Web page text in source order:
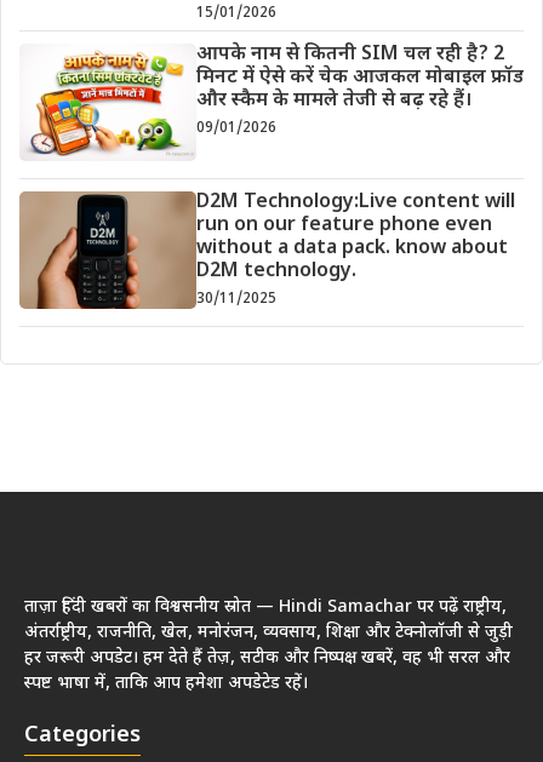
15/01/2026
आपके नाम से कितनी SIM चल रही है? 2
मिनट में ऐसे करें चेक आजकल मोबाइल फ्रॉड
और स्कैम के मामले तेजी से बढ़ रहे हैं।
09/01/2026
D2M Technology:Live content will
run on our feature phone even
without a data pack. know about
D2M technology.
30/11/2025
ताज़ा हिंदी खबरों का विश्वसनीय स्रोत — Hindi Samachar पर पढ़ें राष्ट्रीय,
अंतर्राष्ट्रीय, राजनीति, खेल, मनोरंजन, व्यवसाय, शिक्षा और टेक्नोलॉजी से जुड़ी
हर जरूरी अपडेट। हम देते हैं तेज़, सटीक और निष्पक्ष खबरें, वह भी सरल और
स्पष्ट भाषा में, ताकि आप हमेशा अपडेटेड रहें।
Categories